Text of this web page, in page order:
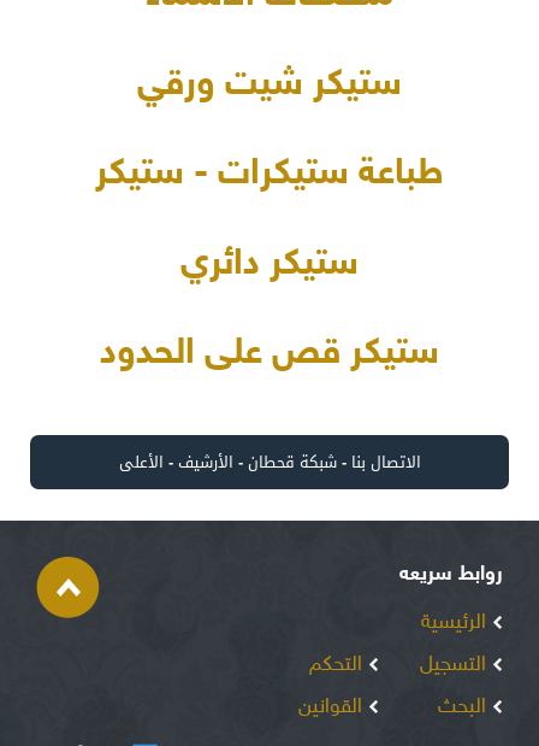
ستيكر شيت ورقي
طباعة ستيكرات - ستيكر
ستيكر دائري
ستيكر قص على الحدود
الاتصال بنا -شبكة قحطان- الأرشيف- الأعلى
روابط سريعه
الرئيسية
التسجيل
البحث
التحكم
القوانين